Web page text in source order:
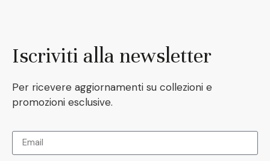
Iscriviti alla newsletter
Per ricevere aggiornamenti su collezioni e
promozioni esclusive.